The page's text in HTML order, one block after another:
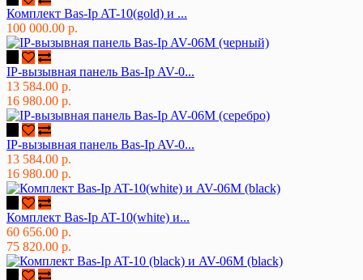
Комплект Bas-Ip AT-10(gold) и ...
100 000.00 р.
IP-вызывная панель Bas-Ip AV-0...
13 584.00 р.
16 980.00 р.
IP-вызывная панель Bas-Ip AV-0...
13 584.00 р.
16 980.00 р.
Комплект Bas-Ip AT-10(white) и...
60 656.00 р.
75 820.00 р.